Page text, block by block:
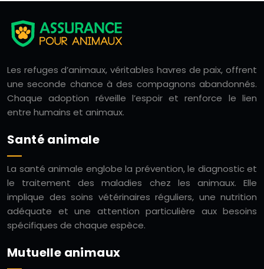
Les refuges d’animaux, véritables havres de paix, offrent
une seconde chance à des compagnons abandonnés.
Chaque adoption réveille l’espoir et renforce le lien
entre humains et animaux.
Santé animale
La santé animale englobe la prévention, le diagnostic et
le traitement des maladies chez les animaux. Elle
implique des soins vétérinaires réguliers, une nutrition
adéquate et une attention particulière aux besoins
spécifiques de chaque espèce.
Mutuelle animaux